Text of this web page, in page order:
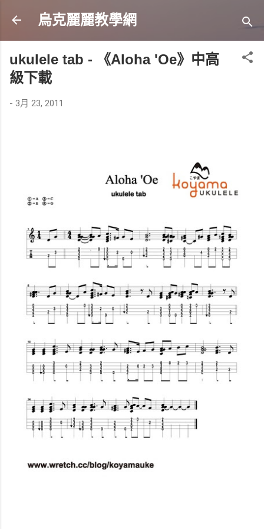
跳到主要內容
烏克麗麗教學網
ukulele tab - 《Aloha 'Oe》中高
級下載
- 3月 23, 2011